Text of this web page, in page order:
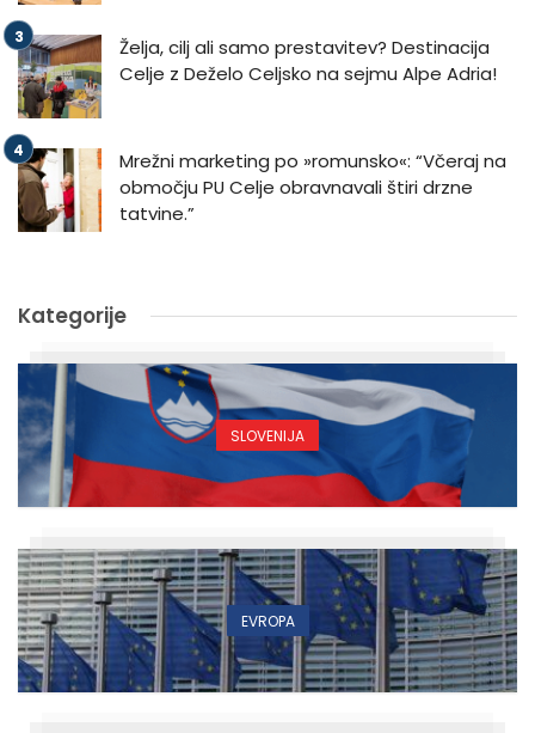
Želja, cilj ali samo prestavitev? Destinacija
Celje z Deželo Celjsko na sejmu Alpe Adria!
Mrežni marketing po »romunsko«: “Včeraj na
območju PU Celje obravnavali štiri drzne
tatvine.”
Kategorije
SLOVENIJA
EVROPA